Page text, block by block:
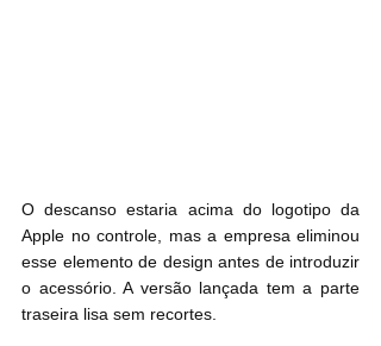
O descanso estaria acima do logotipo da
Apple no controle, mas a empresa eliminou
esse elemento de design antes de introduzir
o acessório. A versão lançada tem a parte
traseira lisa sem recortes.